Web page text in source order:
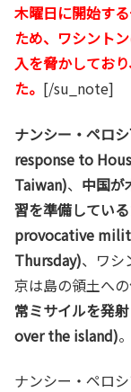
木曜日に開始す
ため、ワシント
入を脅かしてお
た。 [/su_note]
ナンシー・ペロ
response to
Taiwan)、 中国が
習を準備してい
provocative
Thursday)、ワシ
京は島の領土へ
常ミサイルを発
over the island)。
ナンシー・ペロ